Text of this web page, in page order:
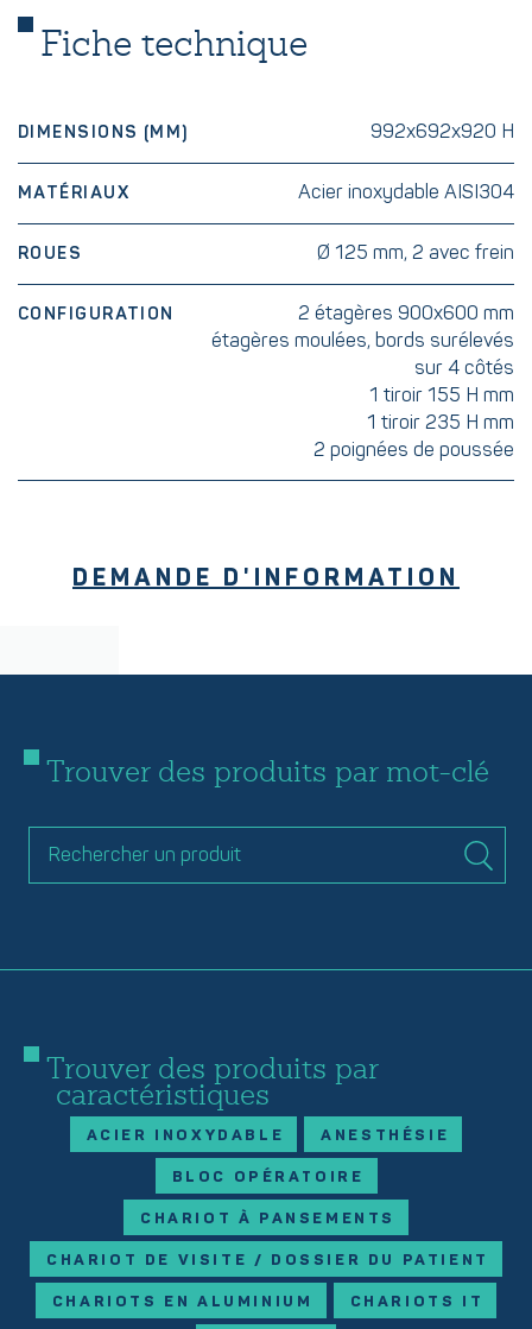
Fiche technique
DIMENSIONS (MM) 992x692x920 H
MATÉRIAUX Acier inoxydable AISI304
ROUES Ø 125 mm, 2 avec frein
CONFIGURATION
2 étagères 900x600 mm
étagères moulées, bords surélevés
sur 4 côtés
1 tiroir 155 H mm
1 tiroir 235 H mm
2 poignées de poussée
DEMANDE D'INFORMATION
Trouver des produits par mot-clé
Trouver des produits par
caractéristiques
ACIER INOXYDABLE ANESTHÉSIE
BLOC OPÉRATOIRE
CHARIOT À PANSEMENTS
CHARIOT DE VISITE / DOSSIER DU PATIENT
CHARIOTS EN ALUMINIUM CHARIOTS IT